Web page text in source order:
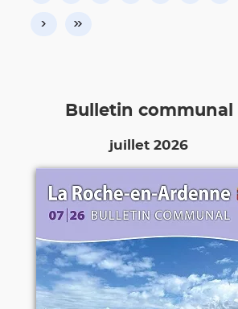
› »
Bulletin communal
juillet 2026